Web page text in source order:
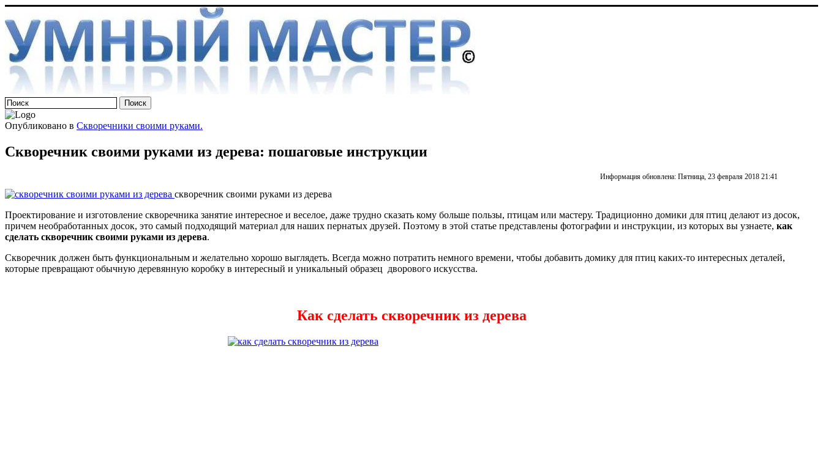
Опубликовано в Скворечники своими руками.
Скворечник своими руками из дерева: пошаговые инструкции
Информация обновлена: Пятница, 23 февраля 2018 21:41
скворечник своими руками из дерева
Проектирование и изготовление скворечника занятие интересное и веселое, даже трудно сказать кому больше пользы, птицам или мастеру. Традиционно домики для птиц делают из досок,
причем необработанных досок, это самый подходящий материал для наших пернатых друзей. Поэтому в этой статье представлены фотографии и инструкции, из которых вы узнаете, как
сделать скворечник своими руками из дерева.
Скворечник должен быть функциональным и желательно хорошо выглядеть. Всегда можно потратить немного времени, чтобы добавить домику для птиц каких-то интересных деталей,
которые превращают обычную деревянную коробку в интересный и уникальный образец дворового искусства.
Как сделать скворечник из дерева